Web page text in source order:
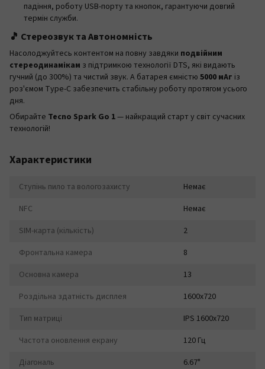
падіння, роботу USB-порту та кнопок, гарантуючи довгий
термін служби.
🎵 Стереозвук та Автономність
Насолоджуйтесь контентом на повну завдяки подвійним
стереодинамікам з підтримкою технології DTS, які видають
гучний (до 300%) та чистий звук. А батарея ємністю 5000 мАг із
роз'ємом Type-C забезпечить стабільну роботу протягом усього
дня.
Обирайте Tecno Spark Go 1— найкращий старт у світ сучасних
технологій!
Характеристики
Ступінь пило та вологозахисту
Немає
NFC
Немає
SIM-карта (кількість)
2
Фронтальна камера
8
Основна камера
13
Роздільна здатність дисплея
1600x720
Тип матриці
IPS 1600x720
Частота оновлення екрану
120 Гц
Діагональ
6.67"